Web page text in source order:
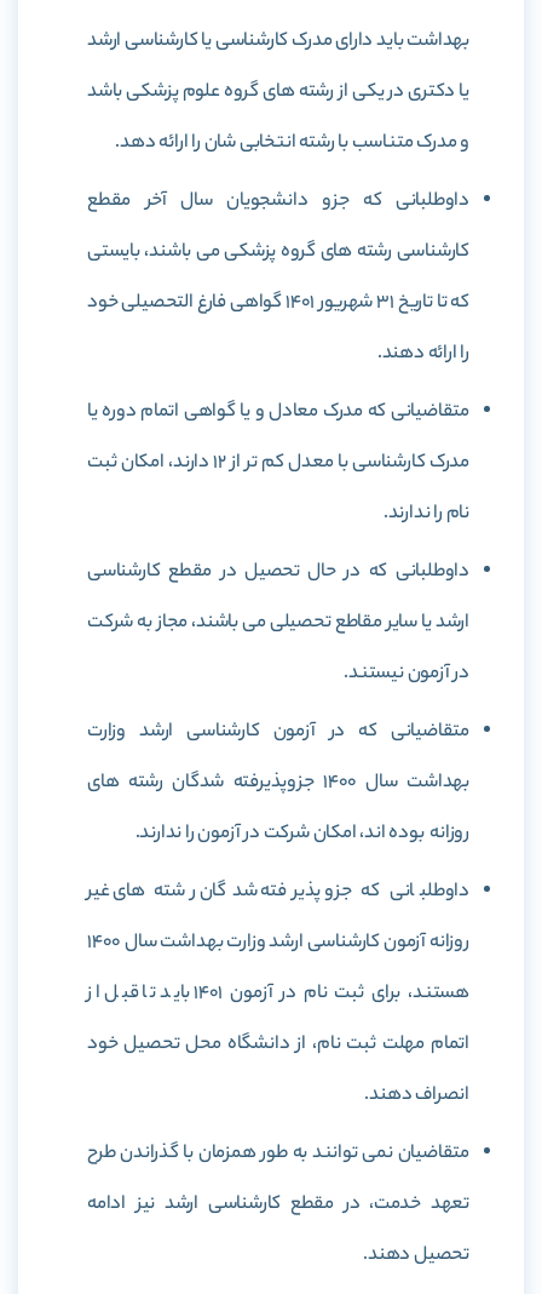
بهداشت باید دارای مدرک کارشناسی یا کارشناسی ارشد
یا دکتری در یکی از رشته های گروه علوم پزشکی باشد
و مدرک متناسب با رشته انتخابی شان را ارائه دهد.
داوطلبانی که جزو دانشجویان سال آخر مقطع
کارشناسی رشته های گروه پزشکی می باشند، بایستی
که تا تاریخ 31 شهریور 1401 گواهی فارغ التحصیلی خود
را ارائه دهند.
متقاضیانی که مدرک معادل و یا گواهی اتمام دوره یا
مدرک کارشناسی با معدل کم تر از 12 دارند، امکان ثبت
نام را ندارند.
داوطلبانی که در حال تحصیل در مقطع کارشناسی
ارشد یا سایر مقاطع تحصیلی می باشند، مجاز به شرکت
در آزمون نیستند.
متقاضیانی که در آزمون کارشناسی ارشد وزارت
بهداشت سال 1400 جزوپذیرفته شدگان رشته های
روزانه بوده اند، امکان شرکت در آزمون را ندارند.
داوطلبانی که جزو پذیرفته شدگان رشته های غیر
روزانه آزمون کارشناسی ارشد وزارت بهداشت سال 1400
هستند، برای ثبت نام در آزمون 1401 باید تا قبل از
اتمام مهلت ثبت نام، از دانشگاه محل تحصیل خود
انصراف دهند.
متقاضیان نمی توانند به طور همزمان با گذراندن طرح
تعهد خدمت، در مقطع کارشناسی ارشد نیز ادامه
تحصیل دهند.